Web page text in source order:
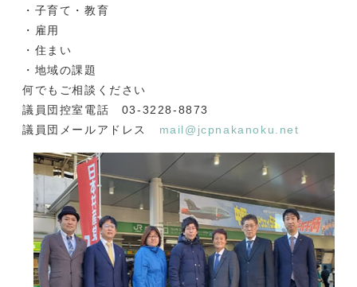
・子育て・教育
・雇用
・住まい
・地域の課題
何でもご相談ください
議員団控室電話 03-3228-8873
議員団メールアドレス mail@jcpnakanoku.net